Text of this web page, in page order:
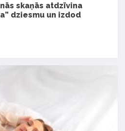
skaņās atdzīvina
dziesmu un izdod